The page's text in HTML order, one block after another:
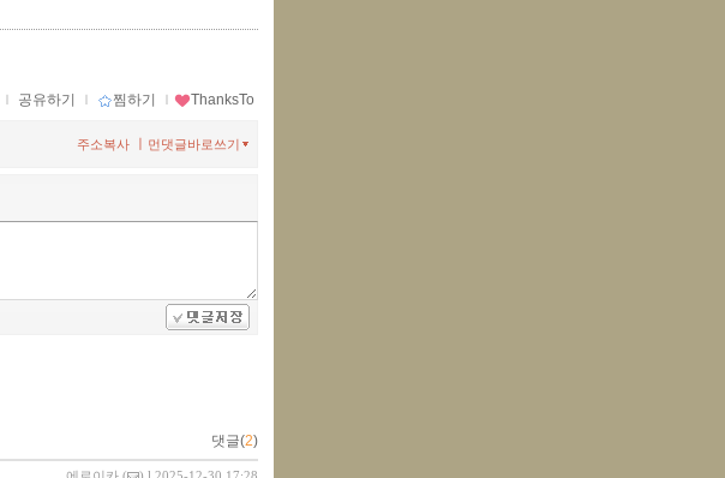
ｌ 공유하기 ｌ 찜하기 ｌ ThanksTo
먼댓글바로쓰기
주소복사
댓글(2)